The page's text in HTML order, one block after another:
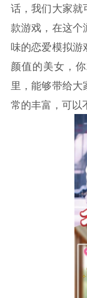
话，我们大家就
款游戏，在这个
味的恋爱模拟游
颜值的美女，
里，能够带给
常的丰富，可以